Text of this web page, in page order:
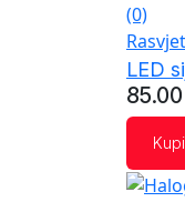
(0)
LED
85.00